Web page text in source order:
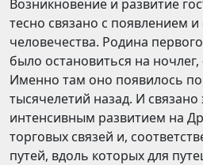
Возникновение и развитие
тесно связано с появлением
человечества. Родина
было остановиться на
Именно там оно появилось
тысячелетий назад. И связано
интенсивным развитием на
торговых связей и,
путей, вдоль которых для